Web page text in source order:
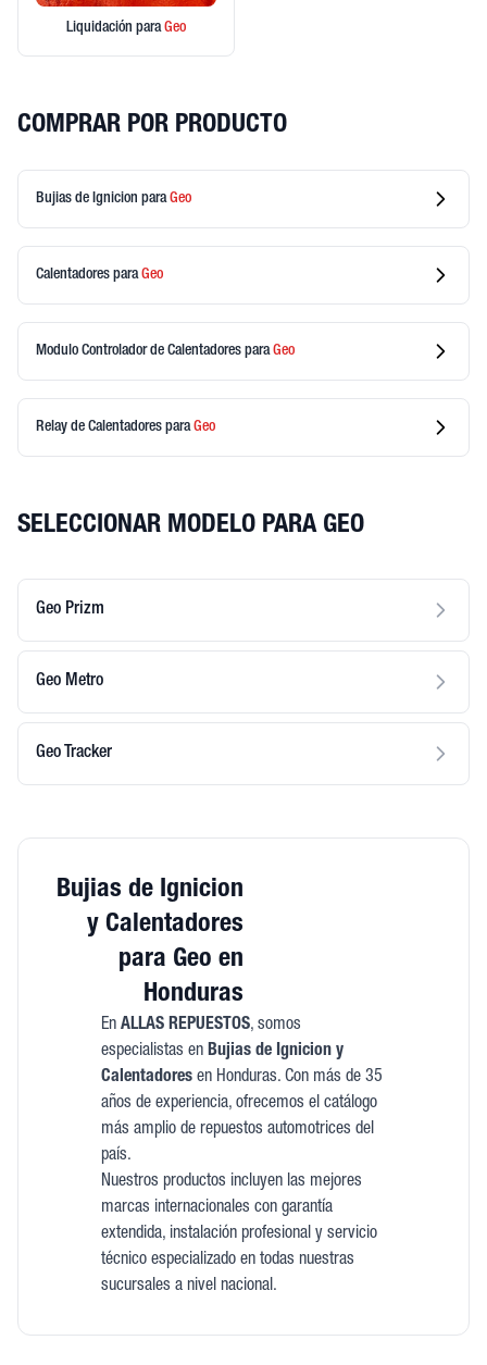
Liquidación paraGeo
COMPRAR POR PRODUCTO
Bujias de Ignicion paraGeo
Calentadores paraGeo
Modulo Controlador de Calentadores paraGeo
Relay de Calentadores paraGeo
SELECCIONAR MODELO PARA GEO
Geo Prizm
Geo Metro
Geo Tracker
Bujias de Ignicion
y Calentadores
para Geo en
Honduras
En ALLAS REPUESTOS, somos
especialistas en Bujias de Ignicion y
Calentadoresen Honduras. Con más de 35
años de experiencia, ofrecemos el catálogo
más amplio de repuestos automotrices del
país.
Nuestros productos incluyen las mejores
marcas internacionales con garantía
extendida, instalación profesional y servicio
técnico especializado en todas nuestras
sucursales a nivel nacional.